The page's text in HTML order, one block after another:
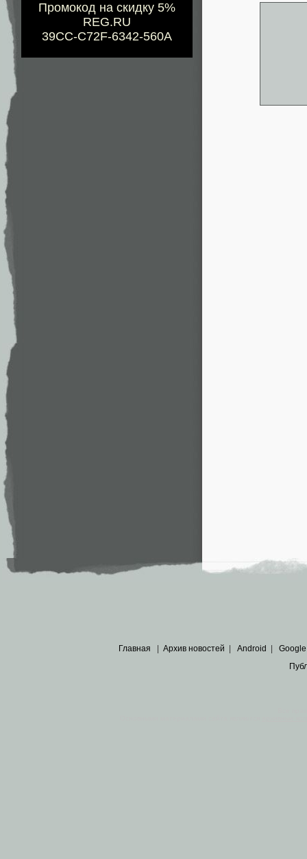
Промокод на скидку 5%
REG.RU
39CC-C72F-6342-560A
Главная Архив новостей Android Google